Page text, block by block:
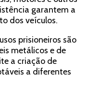
garantem a
dos veículos.
prisioneiros são
metálicos e de
a criação de
a diferentes